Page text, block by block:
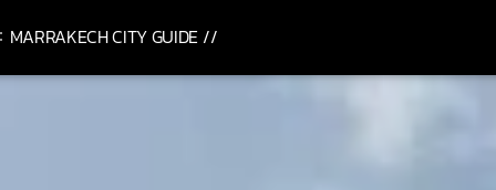
MARRAKECH CITY GUIDE //